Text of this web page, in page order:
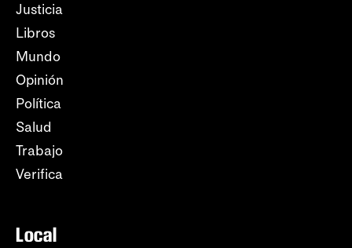
Justicia
Libros
Mundo
Opinión
Política
Salud
Trabajo
Verifica
Local